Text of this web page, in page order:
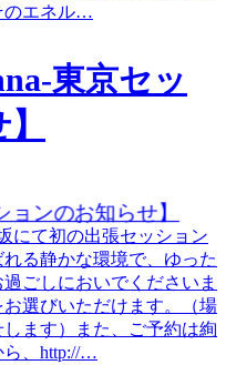
のエネル…
東京セッ
にて初の出張セッション
る静かな環境で、ゆった
ごしにおいでくださいま
選びいただけます。（場
ます）また、ご予約は絢
ら、http://…